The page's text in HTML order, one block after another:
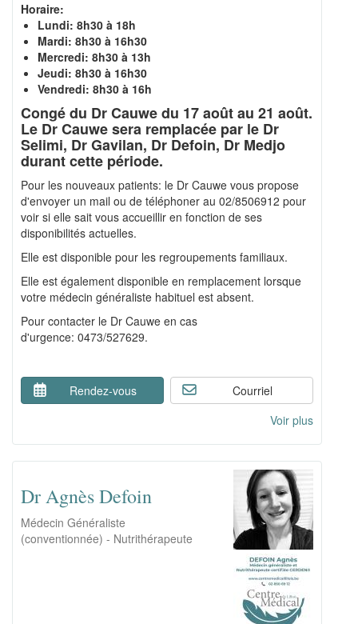
Horaire:
Lundi: 8h30 à 18h
Mardi: 8h30 à 16h30
Mercredi: 8h30 à 13h
Jeudi: 8h30 à 16h30
Vendredi: 8h30 à 16h
Congé du Dr Cauwe du 17 août au 21 août.
Le Dr Cauwe sera remplacée par le Dr
Selimi, Dr Gavilan, Dr Defoin, Dr Medjo
durant cette période.
Pour les nouveaux patients: le Dr Cauwe vous propose
d'envoyer un mail ou de téléphoner au 02/8506912 pour
voir si elle sait vous accueillir en fonction de ses
disponibilités actuelles.
Elle est disponible pour les regroupements familiaux.
Elle est également disponible en remplacement lorsque
votre médecin généraliste habituel est absent.
Pour contacter le Dr Cauwe en cas
d'urgence: 0473/527629.
Rendez-vous
Courriel
Voir plus
Dr Agnès Defoin
Médecin Généraliste
(conventionnée) - Nutrithérapeute